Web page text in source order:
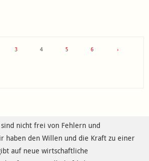
3 4 5 6 ›
nicht frei von Fehlern und
haben den Willen und die Kraft zu einer
auf neue wirtschaftliche